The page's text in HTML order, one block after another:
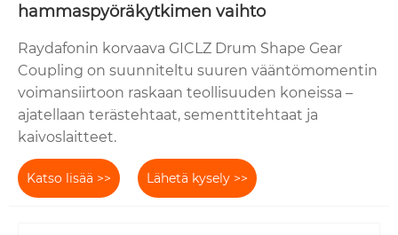
hammaspyöräkytkimen vaihto
Raydafonin korvaava GICLZ Drum Shape Gear
Coupling on suunniteltu suuren vääntömomentin
voimansiirtoon raskaan teollisuuden koneissa –
ajatellaan terästehtaat, sementtitehtaat ja
kaivoslaitteet.
Katso lisää >> Lähetä kysely >>